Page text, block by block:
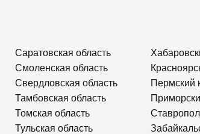
Саратовская область
Смоленская область
Свердловская область
Тамбовская область
Томская область
Тульская область
Пермский